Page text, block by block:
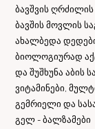
ბავშვის
ბავშის მოვლის
ახალბედა
ბიოლოგიურად
და შუშხუნა აბის
ვიტამინები,
გემრიელი და
გელ - ბალზამები